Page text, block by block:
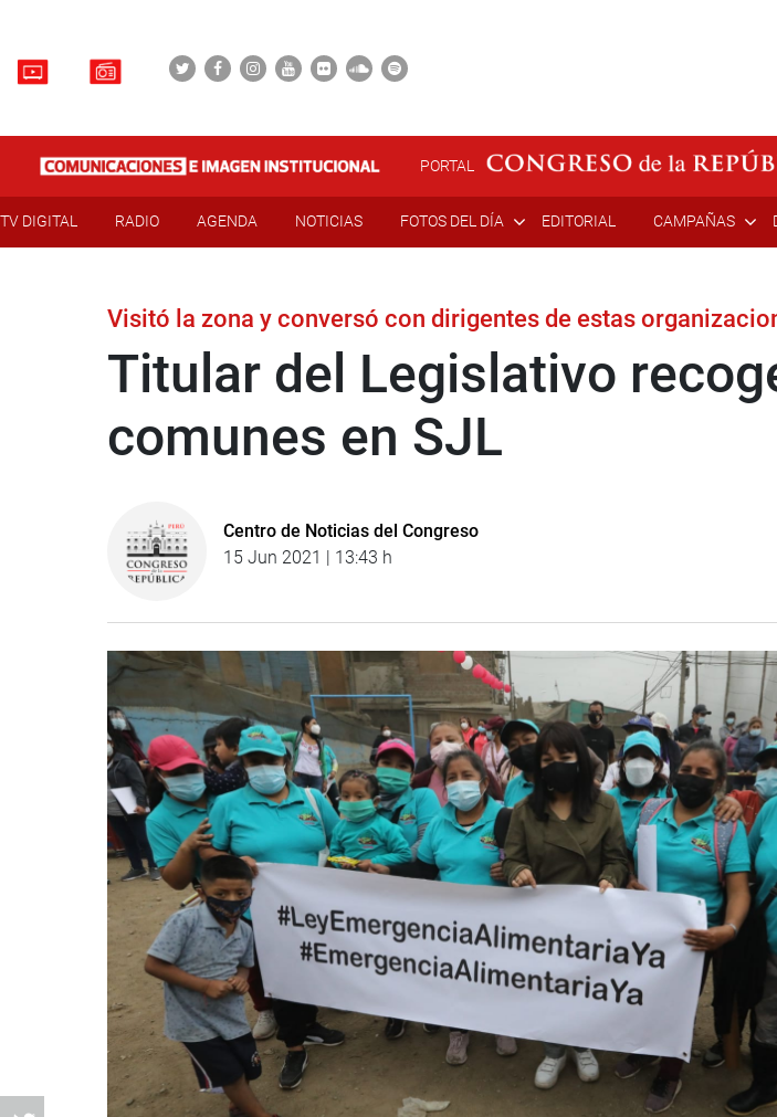
PORTAL
TV DIGITAL RADIO AGENDA NOTICIAS FOTOS DEL DÍA EDITORIAL CAMPAÑAS
Visitó la zona y conversó con dirigentes de estas
Titular del Legislativo
comunes en SJL
Centro de Noticias del Congreso
15 Jun 2021 | 13:43 h